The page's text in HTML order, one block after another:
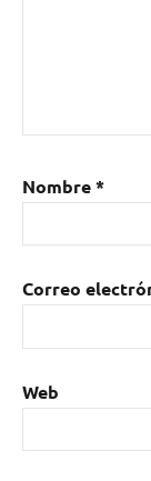
Nombre*
Correo
Web